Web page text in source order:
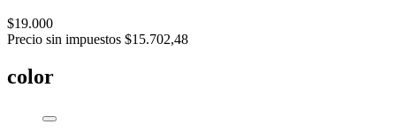
$19.000
Precio sin impuestos $15.702,48
color